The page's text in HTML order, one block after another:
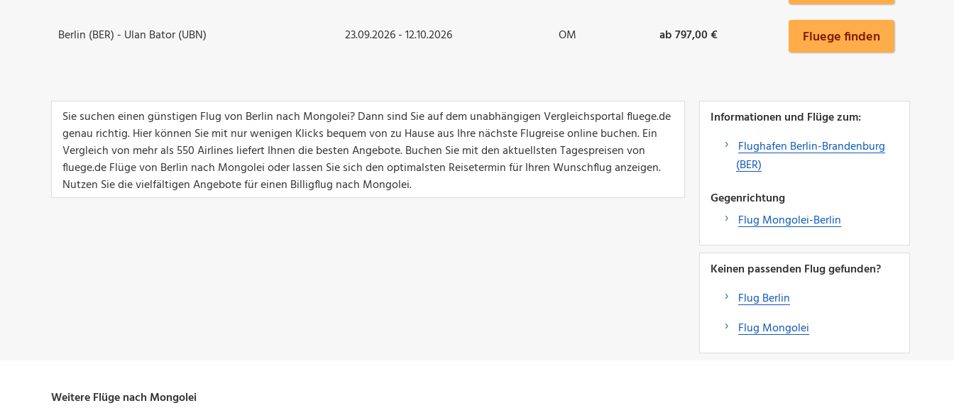
Berlin (BER) - Ulan Bator (UBN) 23.09.2026 - 12.10.2026 OM ab 797,00 € Fluege finden
Sie suchen einen günstigen Flug von Berlin nach Mongolei? Dann sind Sie auf dem unabhängigen Vergleichsportal fluege.de
genau richtig. Hier können Sie mit nur wenigen Klicks bequem von zu Hause aus Ihre nächste Flugreise online buchen. Ein
Vergleich von mehr als 550 Airlines liefert Ihnen die besten Angebote. Buchen Sie mit den aktuellsten Tagespreisen von
fluege.de Flüge von Berlin nach Mongolei oder lassen Sie sich den optimalsten Reisetermin für Ihren Wunschflug anzeigen.
Nutzen Sie die vielfältigen Angebote für einen Billigflug nach Mongolei.
Informationen und Flüge zum:
Flughafen Berlin-Brandenburg
(BER)
Gegenrichtung
Flug Mongolei-Berlin
Keinen passenden Flug gefunden?
Flug Berlin
Flug Mongolei
Weitere Flüge nach Mongolei